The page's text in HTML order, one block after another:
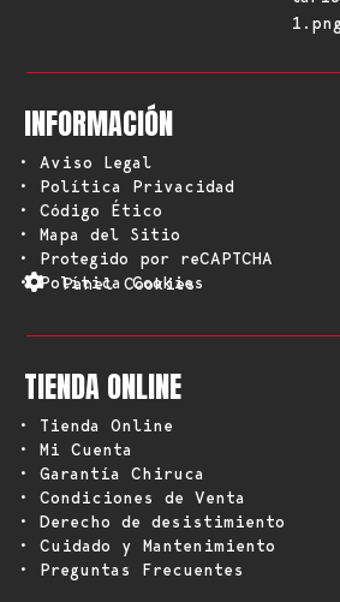
INFORMACIÓN
• Aviso Legal
• Política Privacidad
• Código Ético
• Mapa del Sitio
• Protegido por reCAPTCHA
• Política Cookies
Panel Cookies
TIENDA ONLINE
• Tienda Online
• Mi Cuenta
• Garantía Chiruca
• Condiciones de Venta
• Derecho de desistimiento
• Cuidado y Mantenimiento
• Preguntas Frecuentes